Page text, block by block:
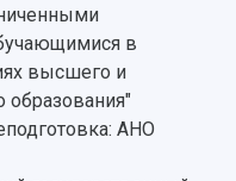
"Одержимы
состав
граждан на
подразделения
научно-
в
высшего и
образования"
АНО